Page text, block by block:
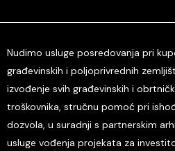
Nudimo usluge posredovanja pri
građevinskih i poljoprivrednih
izvođenje svih građevinskih i
troškovnika, stručnu pomoć pri
dozvola, u suradnji s partnerskim
usluge vođenja projekata za